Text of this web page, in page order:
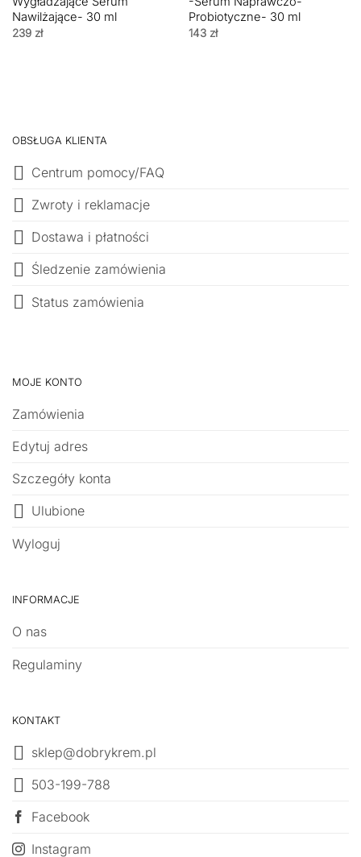
Nawilżające- 30 ml
239 zł
Probiotyczne- 30 ml
143 zł
OBSŁUGA KLIENTA
Centrum pomocy/FAQ
Zwroty i reklamacje
Dostawa i płatności
Śledzenie zamówienia
Status zamówienia
MOJE KONTO
Zamówienia
Edytuj adres
Szczegóły konta
Ulubione
Wyloguj
INFORMACJE
O nas
Regulaminy
KONTAKT
sklep@dobrykrem.pl
503-199-788
Facebook
Instagram